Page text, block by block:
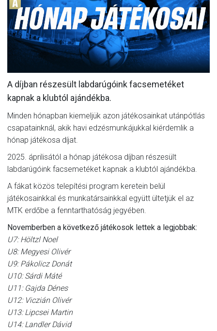
CSAPATOK
MÉRKŐZÉSEK
GALÉRIA
JELENTKEZÉS
SZURKOLÓI ÉLMÉNYEK
VEZETŐSÉG
A díjban részesült labdarúgóink facsemetéket
kapnak a klubtól ajándékba.
Minden hónapban kiemeljük azon játékosainkat utánpótlás
csapatainknál, akik havi edzésmunkájukkal kiérdemlik a
hónap játékosa díjat.
2025. áprilisától a hónap játékosa díjban részesült
labdarúgóink facsemetéket kapnak a klubtól ajándékba.
A fákat közös telepítési program keretein belül
játékosainkkal és munkatársainkkal együtt ültetjük el az
MTK erdőbe a fenntarthatóság jegyében.
Novemberben a következő játékosok lettek a legjobbak:
U7: Höltzl Noel
U8: Megyesi Olivér
U9: Pákolicz Donát
U10: Sárdi Máté
U11: Gajda Dénes
U12: Viczián Olivér
U13: Lipcsei Martin
U14: Landler Dávid